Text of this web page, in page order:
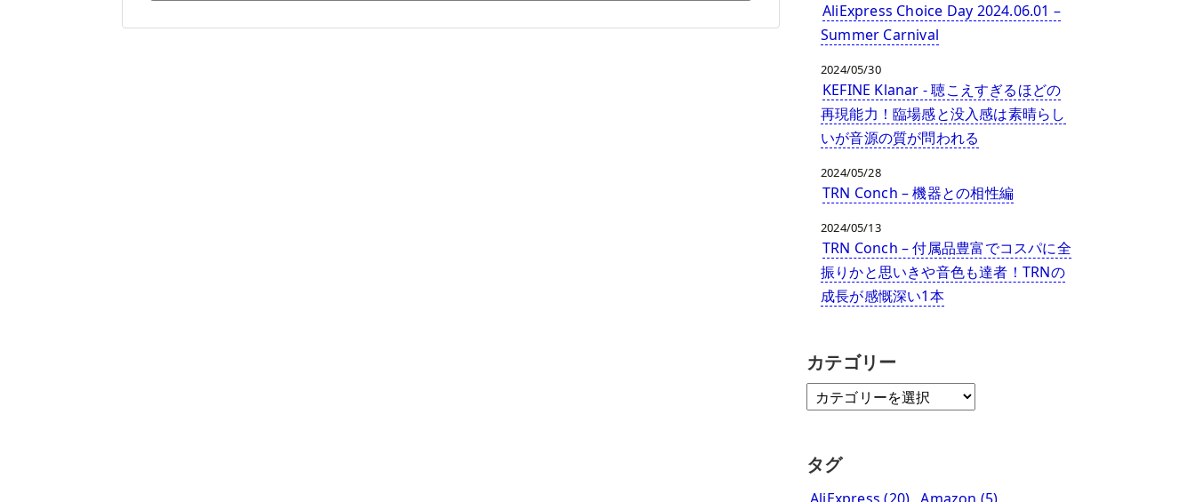
AliExpress Choice Day 2024.06.01 –
Summer Carnival
2024/05/30
KEFINE Klanar - 聴こえすぎるほどの
再現能力！臨場感と没入感は素晴らし
いが音源の質が問われる
2024/05/28
TRN Conch – 機器との相性編
2024/05/13
TRN Conch – 付属品豊富でコスパに全
振りかと思いきや音色も達者！TRNの
成長が感慨深い1本
カテゴリー
タグ